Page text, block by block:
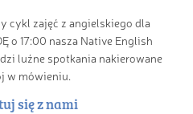
cykl zajęć z angielskiego dla
o 17:00 nasza Native English
luźne spotkania nakierowane
w mówieniu.
się z nami